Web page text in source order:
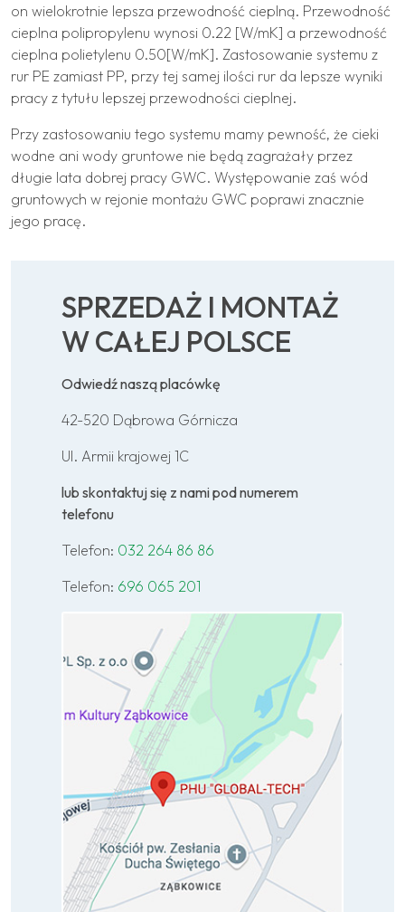
on wielokrotnie lepsza przewodność cieplną. Przewodność
cieplna polipropylenu wynosi 0.22 [W/mK] a przewodność
cieplna polietylenu 0.50[W/mK]. Zastosowanie systemu z
rur PE zamiast PP, przy tej samej ilości rur da lepsze wyniki
pracy z tytułu lepszej przewodności cieplnej.
Przy zastosowaniu tego systemu mamy pewność, że cieki
wodne ani wody gruntowe nie będą zagrażały przez
długie lata dobrej pracy GWC. Występowanie zaś wód
gruntowych w rejonie montażu GWC poprawi znacznie
jego pracę.
SPRZEDAŻ I MONTAŻ
W CAŁEJ POLSCE
Odwiedź naszą placówkę
42-520 Dąbrowa Górnicza
Ul. Armii krajowej 1C
lub skontaktuj się z nami pod numerem
telefonu
Telefon: 032 264 86 86
Telefon: 696 065 201